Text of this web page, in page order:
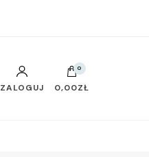
ZALOGUJ
0
0,00ZŁ